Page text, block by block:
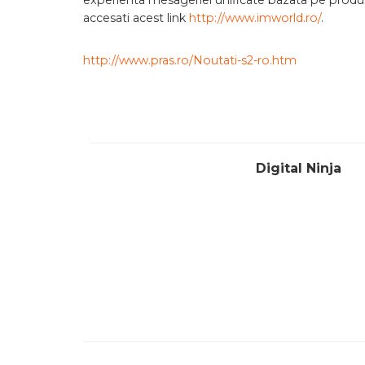
accesati acest link http://www.imworld.ro/.
http://www.pras.ro/Noutati-s2-ro.htm
Digital Ninja